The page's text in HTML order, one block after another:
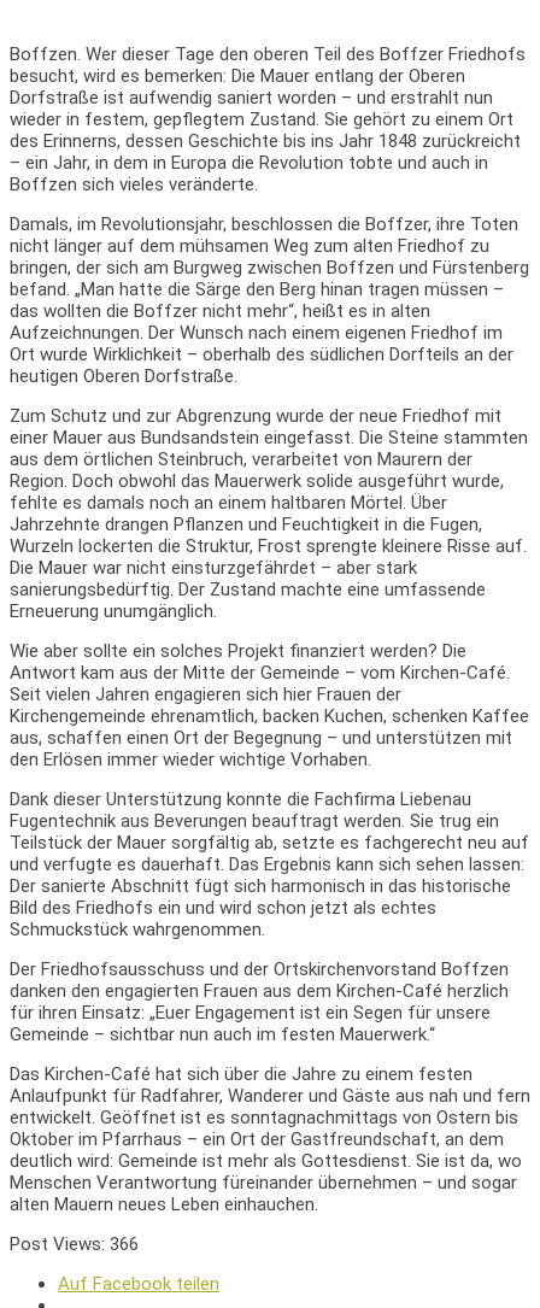
Boffzen. Wer dieser Tage den oberen Teil des Boffzer Friedhofs
besucht, wird es bemerken: Die Mauer entlang der Oberen
Dorfstraße ist aufwendig saniert worden – und erstrahlt nun
wieder in festem, gepflegtem Zustand. Sie gehört zu einem Ort
des Erinnerns, dessen Geschichte bis ins Jahr 1848 zurückreicht
– ein Jahr, in dem in Europa die Revolution tobte und auch in
Boffzen sich vieles veränderte.
Damals, im Revolutionsjahr, beschlossen die Boffzer, ihre Toten
nicht länger auf dem mühsamen Weg zum alten Friedhof zu
bringen, der sich am Burgweg zwischen Boffzen und Fürstenberg
befand. „Man hatte die Särge den Berg hinan tragen müssen –
das wollten die Boffzer nicht mehr“, heißt es in alten
Aufzeichnungen. Der Wunsch nach einem eigenen Friedhof im
Ort wurde Wirklichkeit – oberhalb des südlichen Dorfteils an der
heutigen Oberen Dorfstraße.
Zum Schutz und zur Abgrenzung wurde der neue Friedhof mit
einer Mauer aus Bundsandstein eingefasst. Die Steine stammten
aus dem örtlichen Steinbruch, verarbeitet von Maurern der
Region. Doch obwohl das Mauerwerk solide ausgeführt wurde,
fehlte es damals noch an einem haltbaren Mörtel. Über
Jahrzehnte drangen Pflanzen und Feuchtigkeit in die Fugen,
Wurzeln lockerten die Struktur, Frost sprengte kleinere Risse auf.
Die Mauer war nicht einsturzgefährdet – aber stark
sanierungsbedürftig. Der Zustand machte eine umfassende
Erneuerung unumgänglich.
Wie aber sollte ein solches Projekt finanziert werden? Die
Antwort kam aus der Mitte der Gemeinde – vom Kirchen-Café.
Seit vielen Jahren engagieren sich hier Frauen der
Kirchengemeinde ehrenamtlich, backen Kuchen, schenken Kaffee
aus, schaffen einen Ort der Begegnung – und unterstützen mit
den Erlösen immer wieder wichtige Vorhaben.
Dank dieser Unterstützung konnte die Fachfirma Liebenau
Fugentechnik aus Beverungen beauftragt werden. Sie trug ein
Teilstück der Mauer sorgfältig ab, setzte es fachgerecht neu auf
und verfugte es dauerhaft. Das Ergebnis kann sich sehen lassen:
Der sanierte Abschnitt fügt sich harmonisch in das historische
Bild des Friedhofs ein und wird schon jetzt als echtes
Schmuckstück wahrgenommen.
Der Friedhofsausschuss und der Ortskirchenvorstand Boffzen
danken den engagierten Frauen aus dem Kirchen-Café herzlich
für ihren Einsatz: „Euer Engagement ist ein Segen für unsere
Gemeinde – sichtbar nun auch im festen Mauerwerk.“
Das Kirchen-Café hat sich über die Jahre zu einem festen
Anlaufpunkt für Radfahrer, Wanderer und Gäste aus nah und fern
entwickelt. Geöffnet ist es sonntagnachmittags von Ostern bis
Oktober im Pfarrhaus – ein Ort der Gastfreundschaft, an dem
deutlich wird: Gemeinde ist mehr als Gottesdienst. Sie ist da, wo
Menschen Verantwortung füreinander übernehmen – und sogar
alten Mauern neues Leben einhauchen.
Post Views: 366
Auf Facebook teilen